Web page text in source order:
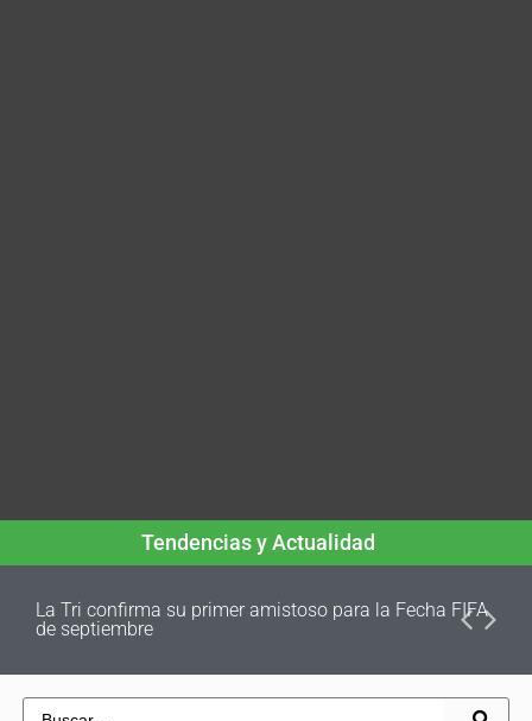
Tendencias y Actualidad
La Tri confirma su primer amistoso para la Fecha FIFA
de septiembre